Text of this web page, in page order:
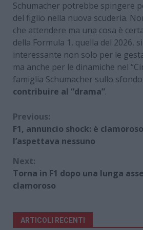
Schumacher potrebbe spingere
del figlio nella nuova scuderia.
che attendere ma una cosa è
della Formula 1, quella del 2026,
interessante non solo per le
ma anche per le dinamiche nel
famiglia Schumacher sullo
contribuire al “drama”.
Continue
Reading
Previous:
F1, annuncio shock: è
l’aspettava nessuno
Next:
Torna in F1 dopo una lunga
clamoroso
ARTICOLI RECENTI